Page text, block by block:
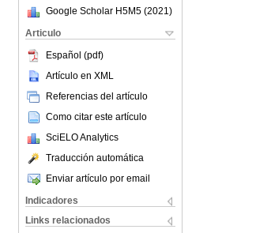
Google Scholar H5M5 (2021 )
Articulo
Español (pdf)
Artículo en XML
Referencias del artículo
Como citar este artículo
SciELO Analytics
Traducción automática
Enviar artículo por email
Indicadores
Links relacionados